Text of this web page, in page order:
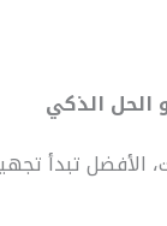
الحل الذكي
الأفضل تبدأ